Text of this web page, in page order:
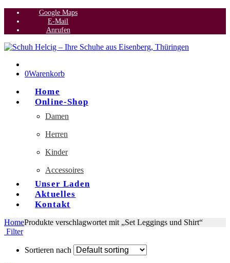
Google Maps
E-Mail
Anrufen
0Warenkorb
Home
Online-Shop
Damen
Herren
Kinder
Accessoires
Unser Laden
Aktuelles
Kontakt
HomeProdukte verschlagwortet mit „Set Leggings und Shirt“
Filter
Sortieren nach